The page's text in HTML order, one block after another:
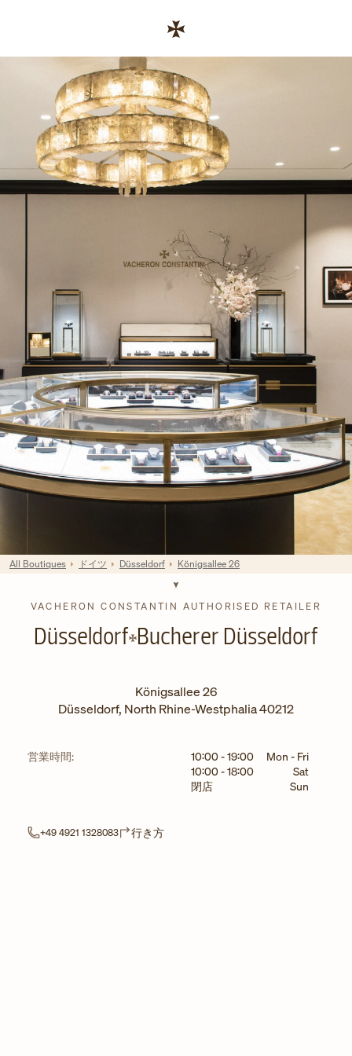
コーポレートサイトへのリンク
Return to Nav
VACHERON CONSTANTIN AUTHORISED RETAILER
Düsseldorf Bucherer Düsseldorf
Königsallee 26
Düsseldorf, North Rhine-Westphalia40212
営業時間: 曜日時間 Mon - Fri
10:00-19:00
Sat
10:00-18:00
Sun
閉店
+49 4921 1328083 行き方Link Opens in New Tab
All Boutiques ドイツ Düsseldorf Königsallee 26